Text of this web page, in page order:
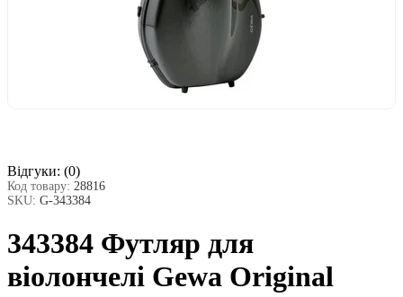
Відгуки: (0)
Код товару: 28816
SKU: G-343384
343384 Футляр для
віолончелі Gewa Original